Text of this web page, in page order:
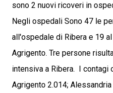
sono 2 nuovi ricoveri in
Negli ospedali Sono 47 le
all'ospedale di Ribera e 19
Agrigento. Tre persone
intensiva a Ribera. I contagi
Agrigento 2.014;